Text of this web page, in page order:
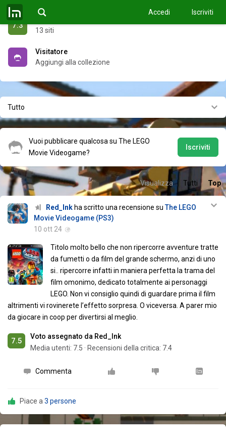
Accedi Iscriviti
7.3
Recensioni critica
13 siti
Visitatore
Aggiungi alla collezione
Tutto
Vuoi pubblicare qualcosa su The LEGO
Movie Videogame?
Iscriviti
Visualizza Tutti Top
Red_Inkha scritto una recensione suThe LEGO
Movie Videogame (PS3)
10 ott 24
Titolo molto bello che non ripercorre avventure tratte
da fumetti o da film del grande schermo, anzi di uno
si.. ripercorre infatti in maniera perfetta la trama del
film omonimo, dedicato totalmente ai personaggi
LEGO. Non vi consiglio quindi di guardare prima il film
altrimenti vi rovinerete l’effetto sorpresa. O viceversa. A parer mio
da giocare in coop per divertirsi al meglio.
7.5
Voto assegnato da Red_Ink
Media utenti: 7.5 · Recensioni della critica: 7.4
Commenta
Piace a 3 persone